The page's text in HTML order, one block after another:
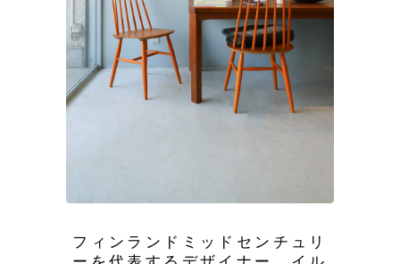
フィンランドミッドセンチュリ